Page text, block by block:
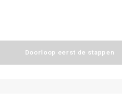
Doorloop eerst de stappen